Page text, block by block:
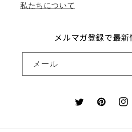
私たちについて
メルマガ登録で最新
メール
TwitterPinterest